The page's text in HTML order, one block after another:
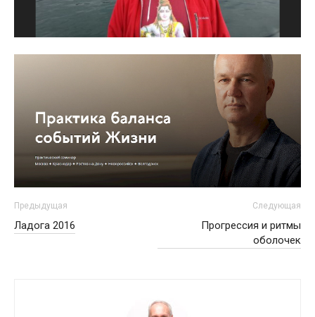
Предыдущая
Ладога 2016
Следующая
Прогрессия и ритмы
оболочек